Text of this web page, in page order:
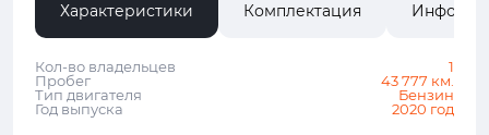
Характеристики Комплектация
Кол-во владельцев
1
Пробег
43 777 км.
Тип двигателя
Бензин
Год выпуска
2020 год